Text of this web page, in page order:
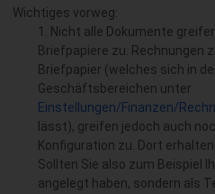
Wichtiges vorweg:
Nicht alle Dokumente
Briefpapiere zu. Rechnungen
Briefpapier (welches sich in
Geschäftsbereichen unter
Einstellungen/Finanzen/
lässt), greifen jedoch auch
Konfiguration zu. Dort
Sollten Sie also zum Beispiel
angelegt haben, sondern als